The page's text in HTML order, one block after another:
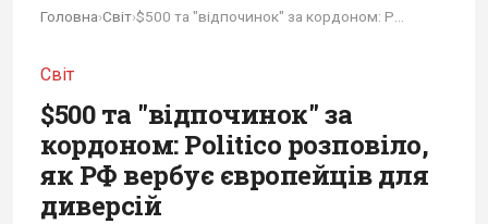
Головна›Світ›
Світ
$500 та "відпочинок" за
кордоном: Politico розповіло,
як РФ вербує європейців для
диверсій